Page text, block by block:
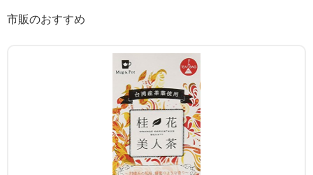
市販のおすすめ